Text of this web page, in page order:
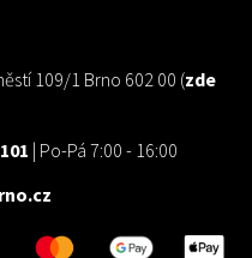
109/1 Brno 602 00 (zde
| Po-Pá 7:00 - 16:00